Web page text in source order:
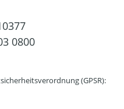
0800
(GPSR):